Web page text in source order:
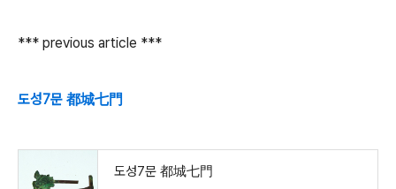
*** previous article ***
도성7문 都城七門
도성7문 都城七門